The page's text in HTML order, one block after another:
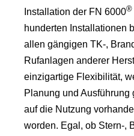
Installation der FN 6000®
hunderten Installationen
allen gängigen TK-,
Rufanlagen anderer
einzigartige Flexibilität,
Planung und Ausführung
auf die Nutzung
worden. Egal, ob Stern-,